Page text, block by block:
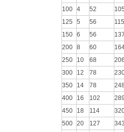
100 4 52
125
5 56
115
150 6 56
200 8 60
250
10 68
300
12 78
350
14 78
400
16 102
450
18 114
500 20 127